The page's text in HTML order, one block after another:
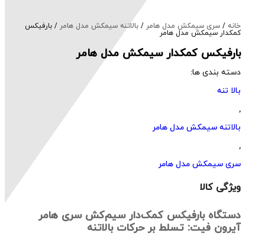
خانه / سری سیمکش مدل هامر / بالاتنه سیمکش مدل هامر / بارفیکس
کمکدار سیمکش مدل هامر
بارفیکس کمکدار سیمکش مدل هامر
دسته بندی ها:
بالا تنه
,
بالاتنه سیمکش مدل هامر
,
سری سیمکش مدل هامر
ویژگی کالا
دستگاه بارفیکس کمک‌دار سیم‌کش سری هامر
آیرون فیت: تسلط بر حرکات بالاتنه